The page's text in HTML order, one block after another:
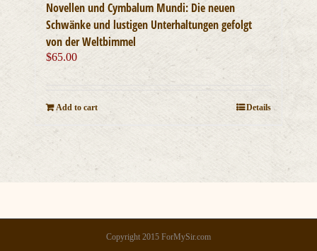
Novellen und Cymbalum Mundi: Die neuen
Schwänke und lustigen Unterhaltungen gefolgt
von der Weltbimmel
$65.00
Add to cart Details
Copyright 2015 ForMySir.com